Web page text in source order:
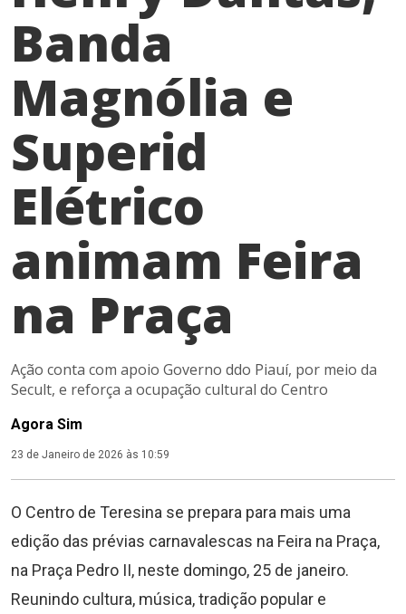
Banda
Magnólia e
Superid
Elétrico
animam Feira
na Praça
Ação conta com apoio Governo ddo Piauí, por meio da
Secult, e reforça a ocupação cultural do Centro
Agora Sim
23 de Janeiro de 2026 às 10:59
O Centro de Teresina se prepara para mais uma
edição das prévias carnavalescas na Feira na Praça,
na Praça Pedro II, neste domingo, 25 de janeiro.
Reunindo cultura, música, tradição popular e